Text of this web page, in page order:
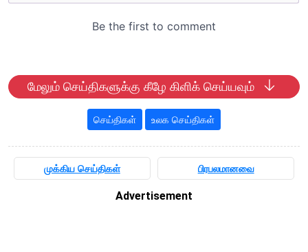
மேலும் செய்திகளுக்கு கீழே கிளிக் செய்யவும்
செய்திகள் உலக செய்திகள்
முக்கிய செய்திகள் பிரபலமானவை
Advertisement